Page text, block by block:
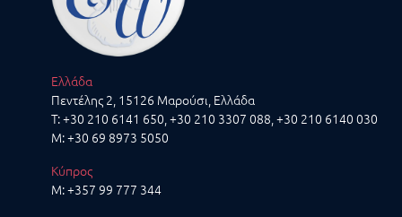
Ελλάδα
Πεντέλης 2, 15126 Μαρούσι, Ελλάδα
T:+30 210 6141 650,+30 210 3307 088,+30 210 6140 030
M:+30 69 8973 5050
Κύπρος
M:+357 99 777 344